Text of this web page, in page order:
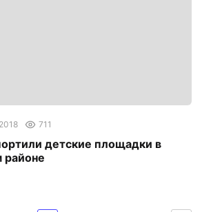
711
детские площадки в